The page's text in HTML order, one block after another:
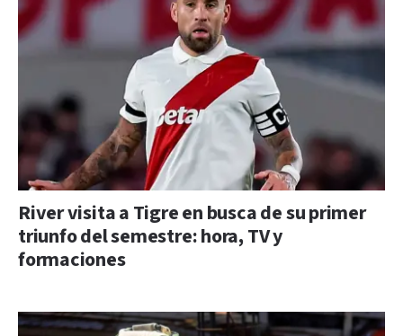
River visita a Tigre en busca de su primer
triunfo del semestre: hora, TV y
formaciones